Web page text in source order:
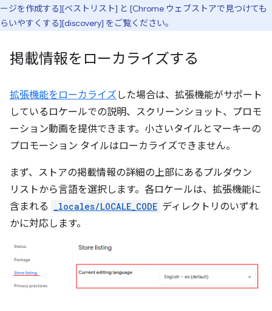
ージを作成する][ベストリスト] と [Chrome ウェブストアで見つけても
らいやすくする][discovery] をご覧ください。
掲載情報をローカライズする
拡張機能をローカライズ した場合は、拡張機能がサポート
しているロケールでの説明、スクリーンショット、プロモ
ーション動画を提供できます。小さいタイルとマーキーの
プロモーション タイルはローカライズできません。
まず、ストアの掲載情報の詳細の上部にあるプルダウン
リストから言語を選択します。各ロケールは、拡張機能に
含まれる _locales/LOCALE_CODE ディレクトリのいずれ
かに対応します。